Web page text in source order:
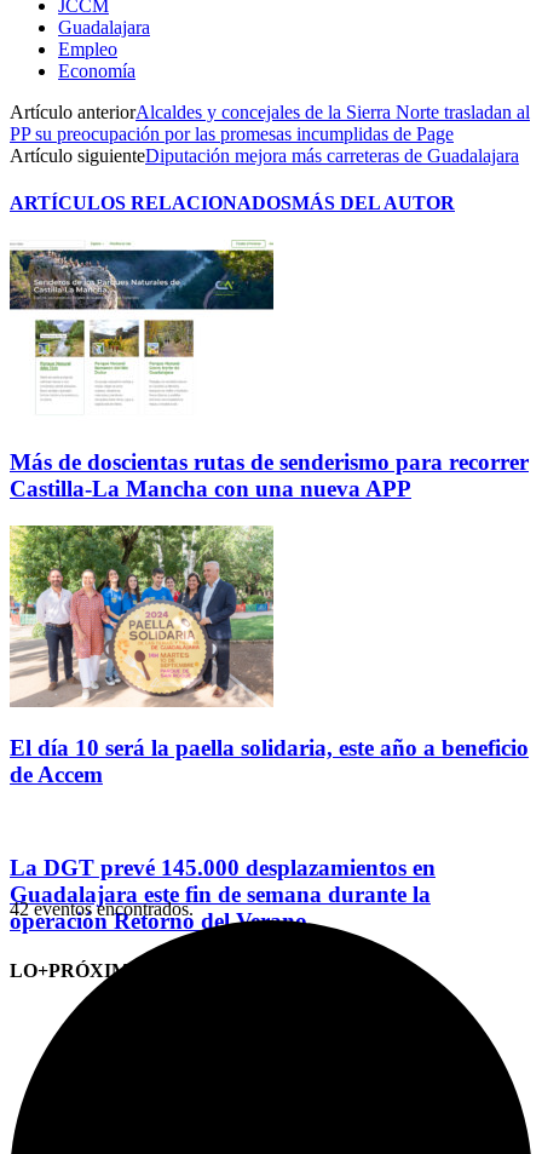
JCCM
Guadalajara
Empleo
Economía
Artículo anteriorAlcaldes y concejales de la Sierra Norte trasladan al
PP su preocupación por las promesas incumplidas de Page
Artículo siguienteDiputación mejora más carreteras de Guadalajara
ARTÍCULOS RELACIONADOSMÁS DEL AUTOR
Más de doscientas rutas de senderismo para recorrer
Castilla-La Mancha con una nueva APP
El día 10 será la paella solidaria, este año a beneficio
de Accem
La DGT prevé 145.000 desplazamientos en
Guadalajara este fin de semana durante la
operación Retorno del Verano
LO+PRÓXIMO (CITAS)
42 eventos encontrados.